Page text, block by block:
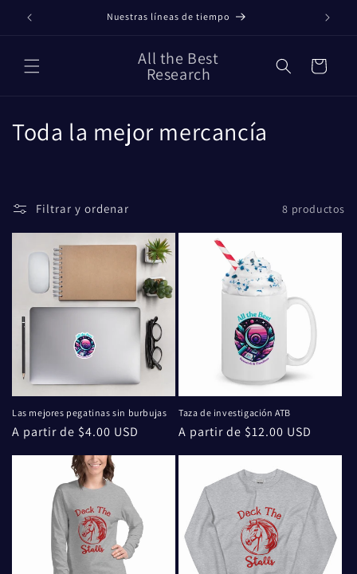
directamente
Nuestras líneas de tiempo
All the Best
Research Carrito
C
e
n
:
Toda la mejor mercancía
Filtrar y ordenar 8 productos
Las mejores pegatinas sin burbujas
Precio
A partir de $4.00 USD
Taza de investigación ATB
Precio
A partir de $12.00 USD